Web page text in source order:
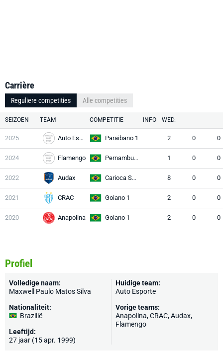
Carrière
Reguliere competities Alle competities
SEIZOEN TEAM COMPETITIE INFO WED.
2025 Auto Esporte Paraibano 1 2 0 0
2024 Flamengo Pernambucano 1 1 0 0
2022 Audax Carioca Série A 8 0 0
2021 CRAC Goiano 1 2 0 0
2020 Anapolina Goiano 1 2 0 0
Profiel
Volledige naam:
Maxwell Paulo Matos Silva
Nationaliteit:
Brazilië
Leeftijd:
27 jaar (15 apr. 1999)
Huidige team:
Auto Esporte
Vorige teams:
Anapolina, CRAC, Audax,
Flamengo